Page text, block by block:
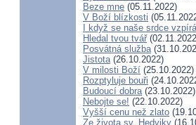
Beze mne (05.11.2022)
V Boží blízkosti
I když se naše srdce vzpírá
Hledal tvou tvář
Posvátná služba
Jistota(26.10.2022)
V milosti Boží (25.10.2022)
Rozptyluje bouři
Budoucí dobra(23.10.2022)
Nebojte se! (22.10.2022)
Vyšší cenu než zlato
Ze života sv. Hedviky